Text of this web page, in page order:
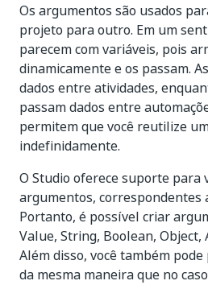
Os argumentos são usados
projeto para outro. Em um
parecem com variáveis, pois
dinamicamente e os passam.
dados entre atividades,
passam dados entre
permitem que você reutilize
indefinidamente.
O Studio oferece suporte para
argumentos, correspondentes
Portanto, é possível criar
Value, String, Boolean, Object,
Além disso, você também
da mesma maneira que no